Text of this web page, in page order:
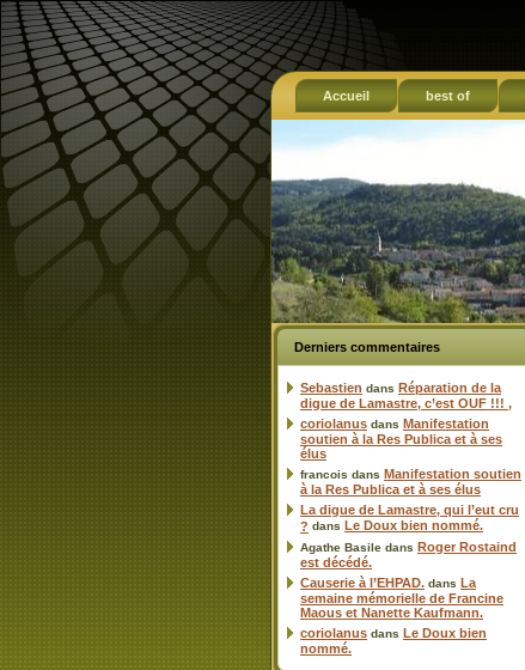
Accueil best of
Derniers commentaires
Sebastien dans Réparation de la
digue de Lamastre, c’est OUF !!! ,
coriolanus dans Manifestation
soutien à la Res Publica et à ses
élus
francois dans Manifestation soutien
à la Res Publica et à ses élus
La digue de Lamastre, qui l’eut cru
? dans Le Doux bien nommé.
Agathe Basile dans Roger Rostaind
est décédé.
Causerie à l’EHPAD. dans La
semaine mémorielle de Francine
Maous et Nanette Kaufmann.
coriolanus dans Le Doux bien
nommé.